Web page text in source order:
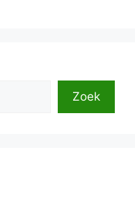
Zoek